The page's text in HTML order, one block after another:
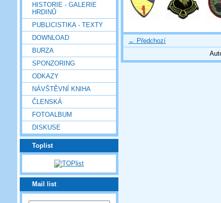
HISTORIE - GALERIE
HRDINŮ
PUBLICISTIKA - TEXTY
DOWNLOAD
BURZA
SPONZORING
ODKAZY
NÁVŠTĚVNÍ KNIHA
ČLENSKÁ
FOTOALBUM
DISKUSE
Toplist
Mail list
← Předchozí